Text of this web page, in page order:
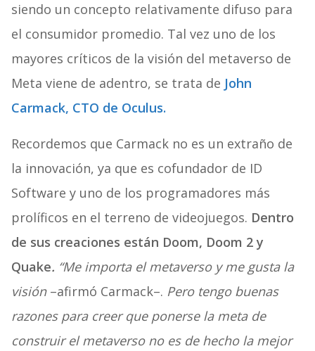
siendo un concepto relativamente difuso para
el consumidor promedio. Tal vez uno de los
mayores críticos de la visión del metaverso de
Meta viene de adentro, se trata de John
Carmack, CTO de Oculus.
Recordemos que Carmack no es un extraño de
la innovación, ya que es cofundador de ID
Software y uno de los programadores más
prolíficos en el terreno de videojuegos. Dentro
de sus creaciones están Doom, Doom 2 y
Quake. “Me importa el metaverso y me gusta la
visión–afirmó Carmack–. Pero tengo buenas
razones para creer que ponerse la meta de
construir el metaverso no es de hecho la mejor